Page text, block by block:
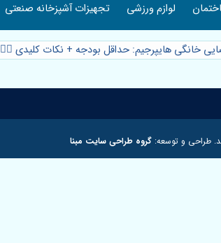
لوازم ورزشی تجهیزات آشپزخانه صنعتی
خانگی هایپرجیم: حداقل بودجه + نکات کلیدی 🏋️‍♂️
طراحی و توسعه: گروه طراحی سایت مبنا